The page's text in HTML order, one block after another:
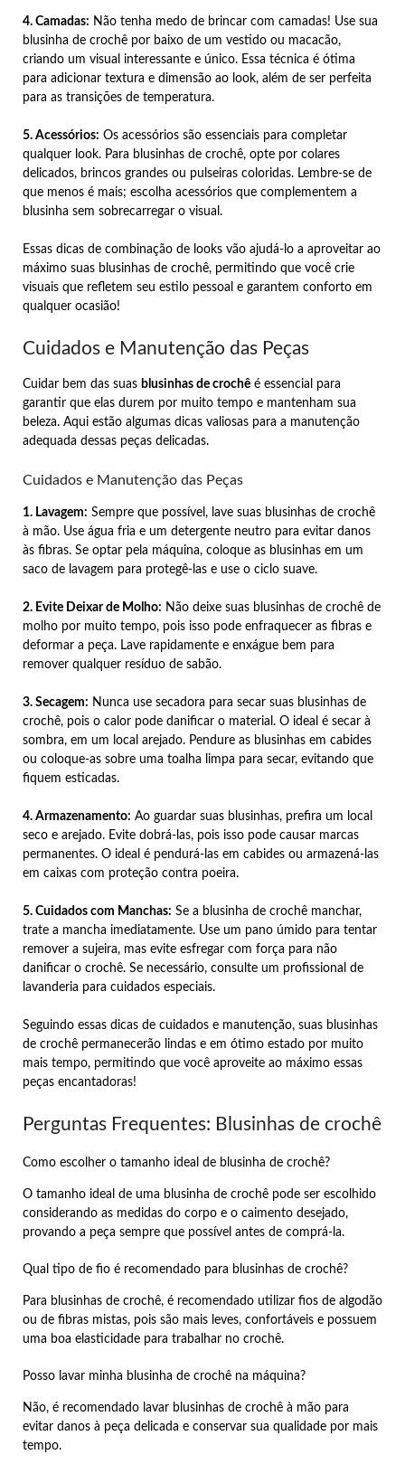
4. Camadas: Não tenha medo de brincar com camadas! Use sua
blusinha de crochê por baixo de um vestido ou macacão,
criando um visual interessante e único. Essa técnica é ótima
para adicionar textura e dimensão ao look, além de ser perfeita
para as transições de temperatura.
5. Acessórios: Os acessórios são essenciais para completar
qualquer look. Para blusinhas de crochê, opte por colares
delicados, brincos grandes ou pulseiras coloridas. Lembre-se de
que menos é mais; escolha acessórios que complementem a
blusinha sem sobrecarregar o visual.
Essas dicas de combinação de looks vão ajudá-lo a aproveitar ao
máximo suas blusinhas de crochê, permitindo que você crie
visuais que refletem seu estilo pessoal e garantem conforto em
qualquer ocasião!
Cuidados e Manutenção das Peças
Cuidar bem das suas blusinhas de crochê é essencial para
garantir que elas durem por muito tempo e mantenham sua
beleza. Aqui estão algumas dicas valiosas para a manutenção
adequada dessas peças delicadas.
Cuidados e Manutenção das Peças
1. Lavagem: Sempre que possível, lave suas blusinhas de crochê
à mão. Use água fria e um detergente neutro para evitar danos
às fibras. Se optar pela máquina, coloque as blusinhas em um
saco de lavagem para protegê-las e use o ciclo suave.
2. Evite Deixar de Molho: Não deixe suas blusinhas de crochê de
molho por muito tempo, pois isso pode enfraquecer as fibras e
deformar a peça. Lave rapidamente e enxágue bem para
remover qualquer resíduo de sabão.
3. Secagem: Nunca use secadora para secar suas blusinhas de
crochê, pois o calor pode danificar o material. O ideal é secar à
sombra, em um local arejado. Pendure as blusinhas em cabides
ou coloque-as sobre uma toalha limpa para secar, evitando que
fiquem esticadas.
4. Armazenamento: Ao guardar suas blusinhas, prefira um local
seco e arejado. Evite dobrá-las, pois isso pode causar marcas
permanentes. O ideal é pendurá-las em cabides ou armazená-las
em caixas com proteção contra poeira.
5. Cuidados com Manchas: Se a blusinha de crochê manchar,
trate a mancha imediatamente. Use um pano úmido para tentar
remover a sujeira, mas evite esfregar com força para não
danificar o crochê. Se necessário, consulte um profissional de
lavanderia para cuidados especiais.
Seguindo essas dicas de cuidados e manutenção, suas blusinhas
de crochê permanecerão lindas e em ótimo estado por muito
mais tempo, permitindo que você aproveite ao máximo essas
peças encantadoras!
Perguntas Frequentes: Blusinhas de crochê
Como escolher o tamanho ideal de blusinha de crochê?
O tamanho ideal de uma blusinha de crochê pode ser escolhido
considerando as medidas do corpo e o caimento desejado,
provando a peça sempre que possível antes de comprá-la.
Qual tipo de fio é recomendado para blusinhas de crochê?
Para blusinhas de crochê, é recomendado utilizar fios de algodão
ou de fibras mistas, pois são mais leves, confortáveis e possuem
uma boa elasticidade para trabalhar no crochê.
Posso lavar minha blusinha de crochê na máquina?
Não, é recomendado lavar blusinhas de crochê à mão para
evitar danos à peça delicada e conservar sua qualidade por mais
tempo.